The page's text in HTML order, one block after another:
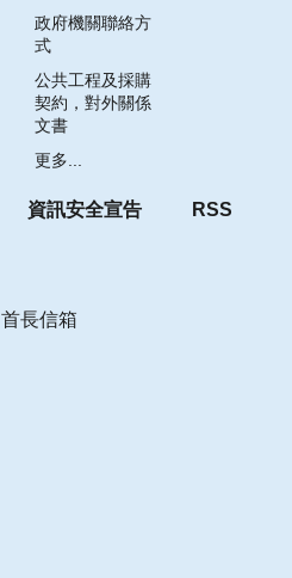
政府機關聯絡方
式
公共工程及採購
契約，對外關係
文書
更多...
資訊安全宣告 RSS
首長信箱